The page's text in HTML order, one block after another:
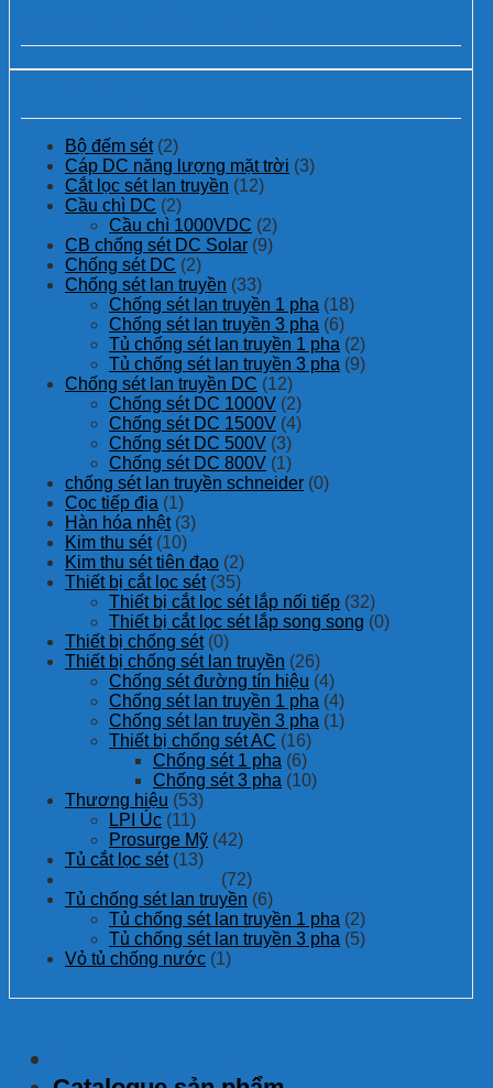
Bộ đếm sét (2)
Cáp DC năng lượng mặt trời (3)
Cắt lọc sét lan truyền (12)
Cầu chì DC (2)
Cầu chì 1000VDC (2)
CB chống sét DC Solar (9)
Chống sét DC (2)
Chống sét lan truyền (33)
Chống sét lan truyền 1 pha (18)
Chống sét lan truyền 3 pha (6)
Tủ chống sét lan truyền 1 pha (2)
Tủ chống sét lan truyền 3 pha (9)
Chống sét lan truyền DC (12)
Chống sét DC 1000V (2)
Chống sét DC 1500V (4)
Chống sét DC 500V (3)
Chống sét DC 800V (1)
chống sét lan truyền schneider (0)
Cọc tiếp địa (1)
Hàn hóa nhệt (3)
Kim thu sét (10)
Kim thu sét tiên đạo (2)
Thiết bị cắt lọc sét (35)
Thiết bị cắt lọc sét lắp nối tiếp (32)
Thiết bị cắt lọc sét lắp song song (0)
Thiết bị chống sét (0)
Thiết bị chống sét lan truyền (26)
Chống sét đường tín hiệu (4)
Chống sét lan truyền 1 pha (4)
Chống sét lan truyền 3 pha (1)
Thiết bị chống sét AC (16)
Chống sét 1 pha (6)
Chống sét 3 pha (10)
Thương hiệu (53)
LPI Úc (11)
Prosurge Mỹ (42)
Tủ cắt lọc sét (13)
(72)
Tủ chống sét lan truyền (6)
Tủ chống sét lan truyền 1 pha (2)
Tủ chống sét lan truyền 3 pha (5)
Vỏ tủ chống nước (1)